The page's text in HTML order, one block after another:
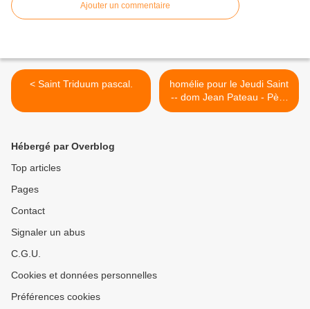
Ajouter un commentaire
< Saint Triduum pascal.
homélie pour le Jeudi Saint
-- dom Jean Pateau - Père
abbé de Fontgombault >
Hébergé par Overblog
Top articles
Pages
Contact
Signaler un abus
C.G.U.
Cookies et données personnelles
Préférences cookies